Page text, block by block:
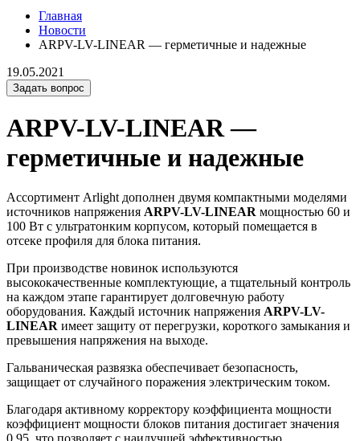
Главная
Новости
ARPV-LV-LINEAR — герметичные и надежные
19.05.2021
Задать вопрос
ARPV-LV-LINEAR —
герметичные и надежные
Ассортимент Arlight дополнен двумя компактными моделями
источников напряжения ARPV-LV-LINEAR мощностью 60 и
100 Вт с ультратонким корпусом, который помещается в
отсеке профиля для блока питания.
При производстве новинок используются
высококачественные комплектующие, а тщательный контроль
на каждом этапе гарантирует долговечную работу
оборудования. Каждый источник напряжения ARPV-LV-
LINEAR имеет защиту от перегрузки, короткого замыкания и
превышения напряжения на выходе.
Гальваническая развязка обеспечивает безопасность,
защищает от случайного поражения электрическим током.
Благодаря активному корректору коэффициента мощности
коэффициент мощности блоков питания достигает значения
0.95, что позволяет с наилучшей эффективностью